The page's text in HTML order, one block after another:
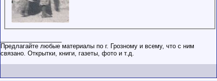
Предлагайте любые материалы по г. Грозному и всему, что с ним
связано. Открытки, книги, газеты, фото и т.д.